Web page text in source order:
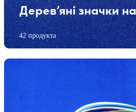
Дерев’яні значки
42 продукта